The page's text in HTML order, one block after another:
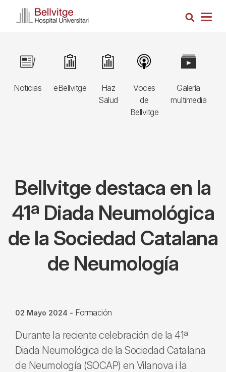
Busca
Navegació
principal
3r
Noticias
Image
eBellvitge
Image
Haz
Salud
Image
Voces
de
Bellvitge
Image
Galería
multimedia
Image
Bellvitge destaca en la
41ª Diada Neumológica
de la Sociedad Catalana
de Neumología
02 Mayo 2024 - Formación
Durante la reciente celebración de la 41ª
Diada Neumológica de la Sociedad Catalana
de Neumología (SOCAP) en Vilanova i la